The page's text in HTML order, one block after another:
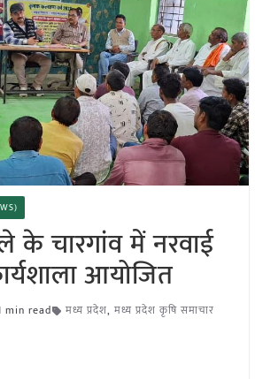
के चारगांव में नरवाई
आयोजित
min read मध्य प्रदेश, मध्य प्रदेश कृषि समाचार